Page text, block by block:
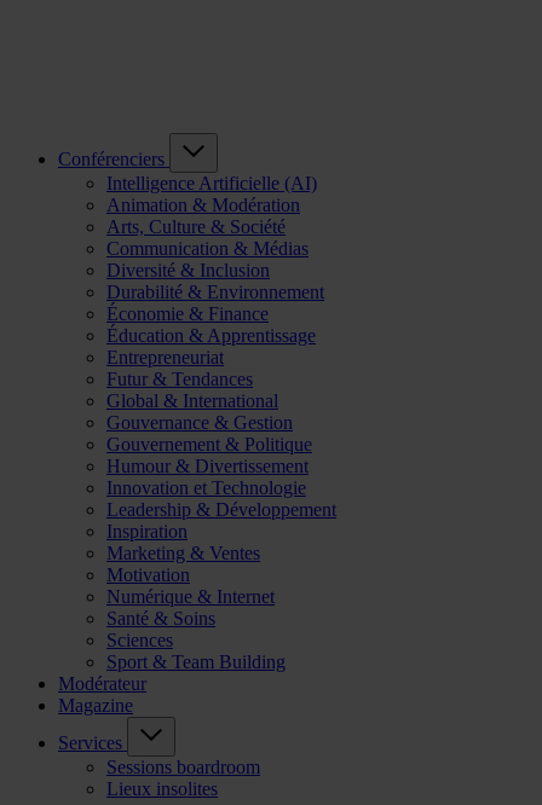
Conférenciers
Intelligence Artificielle (AI)
Animation & Modération
Arts, Culture & Société
Communication & Médias
Diversité & Inclusion
Durabilité & Environnement
Économie & Finance
Éducation & Apprentissage
Entrepreneuriat
Futur & Tendances
Global & International
Gouvernance & Gestion
Gouvernement & Politique
Humour & Divertissement
Innovation et Technologie
Leadership & Développement
Inspiration
Marketing & Ventes
Motivation
Numérique & Internet
Santé & Soins
Sciences
Sport & Team Building
Modérateur
Magazine
Services
Sessions boardroom
Lieux insolites